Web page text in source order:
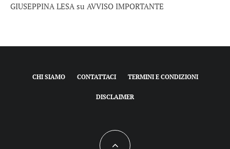
GIUSEPPINA LESA su AVVISO IMPORTANTE
CHI SIAMO CONTATTACI TERMINI E CONDIZIONI
DISCLAIMER